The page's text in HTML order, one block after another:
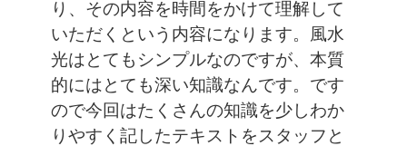
り、その内容を時間をかけて理解して
いただくという内容になります。風水
光はとてもシンプルなのですが、本質
的にはとても深い知識なんです。です
ので今回はたくさんの知識を少しわか
りやすく記したテキストをスタッフと